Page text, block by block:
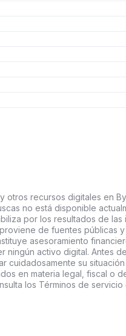
otros recursos digitales en
no está disponible
por los resultados de las
de fuentes públicas
asesoramiento
ningún activo digital. Antes
cuidadosamente su
en materia legal, fiscal o
los Términos de servicio